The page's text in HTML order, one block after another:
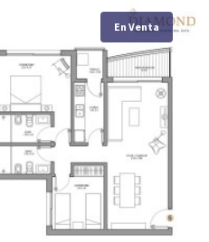
En VentaEn Venta
En Venta